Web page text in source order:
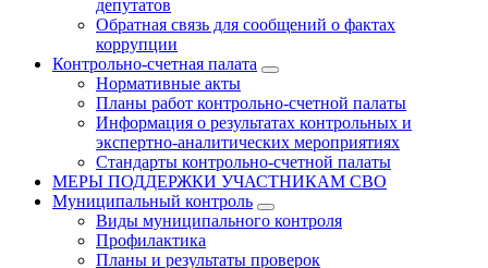
депутатов
Обратная связь для сообщений о фактах
коррупции
Контрольно-счетная палата
Нормативные акты
Планы работ контрольно-счетной палаты
Информация о результатах контрольных и
экспертно-аналитических мероприятиях
Стандарты контрольно-счетной палаты
МЕРЫ ПОДДЕРЖКИ УЧАСТНИКАМ СВО
Муниципальный контроль
Виды муниципального контроля
Профилактика
Планы и результаты проверок